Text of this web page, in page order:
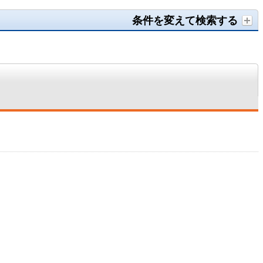
条件を変えて検索する